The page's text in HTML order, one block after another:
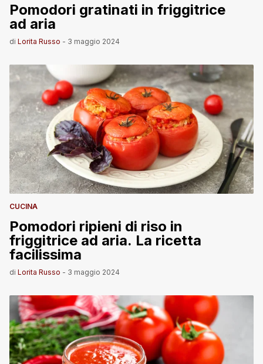
Pomodori gratinati in friggitrice
ad aria
di Lorita Russo - 3 maggio 2024
CUCINA
Pomodori ripieni di riso in
friggitrice ad aria. La ricetta
facilissima
di Lorita Russo - 3 maggio 2024